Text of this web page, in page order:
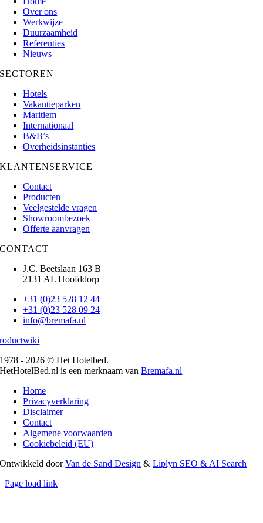
Over ons
Werkwijze
Duurzaamheid
Referenties
Nieuws
SECTOREN
Hotels
Vakantieparken
Maritiem
Internationaal
B&B’s
Overheidsinstanties
KLANTENSERVICE
Contact
Producten
Veelgestelde vragen
Showroombezoek
Offerte aanvragen
CONTACT
J.C. Beetslaan 163 B
2131 AL Hoofddorp
+31 (0)23 528 12 44
+31 (0)23 528 09 24
info@bremafa.nl
1978 - 2026 © Het Hotelbed.
HetHotelBed.nl is een merknaam vanBremafa.nl
Home
Privacyverklaring
Disclaimer
Contact
Algemene voorwaarden
Cookiebeleid (EU)
Ontwikkeld doorVan de Sand Design &Liplyn SEO & AI Search
Page load link